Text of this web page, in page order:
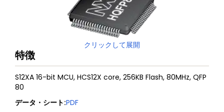
クリックして展開
特徴
S12XA 16-bit MCU, HCS12X core, 256KB Flash, 80MHz, QFP
80
データ・シート:PDF